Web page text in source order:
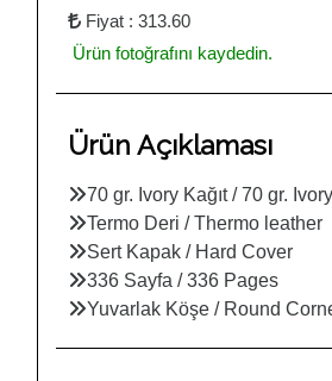
Fiyat : 313.60
Ürün fotoğrafını kaydedin.
Ürün Açıklaması
70 gr. Ivory Kağıt / 70 gr.
Termo Deri / Thermo leather
Sert Kapak / Hard Cover
336 Sayfa / 336 Pages
Yuvarlak Köşe / Round